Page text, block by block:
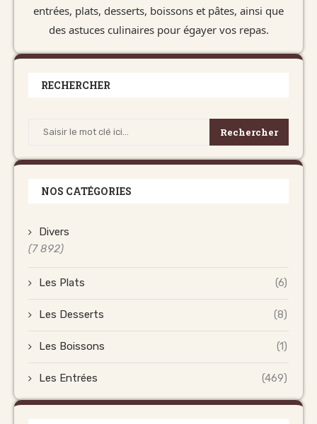
entrées, plats, desserts, boissons et pâtes, ainsi que
des astuces culinaires pour égayer vos repas.
RECHERCHER
Rechercher
NOS CATÉGORIES
Divers
(7 892)
Les Plats (6)
Les Desserts (8)
Les Boissons (1)
Les Entrées (469)